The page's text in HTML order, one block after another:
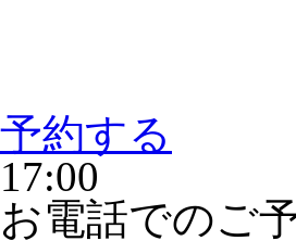
予約する
17:00
お電話でのご